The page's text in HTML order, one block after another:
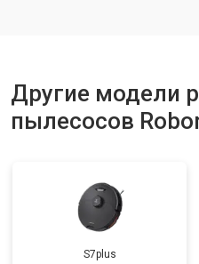
Другие модели
пылесосов
S7plus